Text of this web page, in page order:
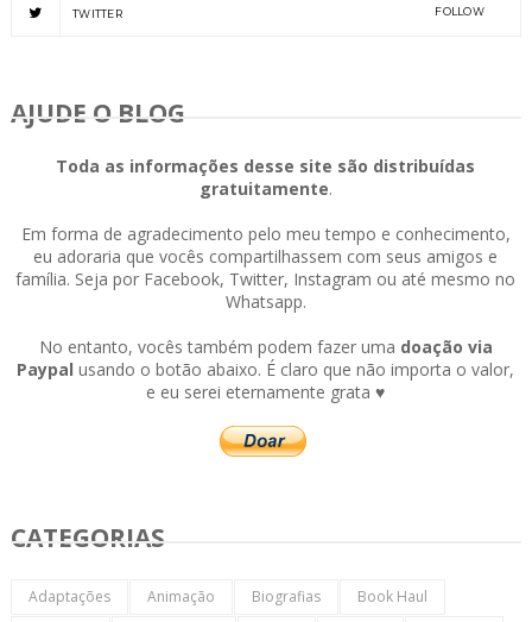
TWITTER FOLLOW
AJUDE O BLOG
Toda as informações desse site são distribuídas
gratuitamente.
Em forma de agradecimento pelo meu tempo e conhecimento,
eu adoraria que vocês compartilhassem com seus amigos e
família. Seja por Facebook, Twitter, Instagram ou até mesmo no
Whatsapp.
No entanto, vocês também podem fazer uma doação via
Paypal usando o botão abaixo. É claro que não importa o valor,
e eu serei eternamente grata ♥
CATEGORIAS
Adaptações Animação Biografias
Book Haul